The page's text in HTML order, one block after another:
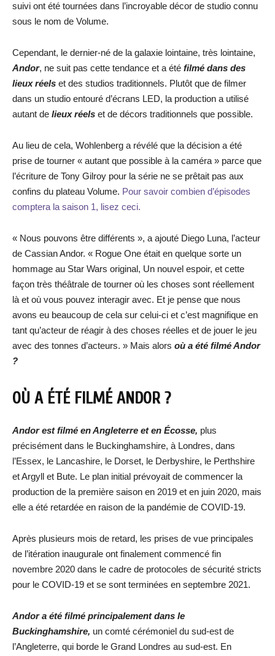
suivi ont été tournées dans l’incroyable décor de studio connu
sous le nom de Volume.
Cependant, le dernier-né de la galaxie lointaine, très lointaine,
Andor, ne suit pas cette tendance et a été filmé dans des
lieux réels et des studios traditionnels. Plutôt que de filmer
dans un studio entouré d’écrans LED, la production a utilisé
autant de lieux réels et de décors traditionnels que possible.
Au lieu de cela, Wohlenberg a révélé que la décision a été
prise de tourner « autant que possible à la caméra » parce que
l’écriture de Tony Gilroy pour la série ne se prêtait pas aux
confins du plateau Volume. Pour savoir combien d’épisodes
comptera la saison 1, lisez ceci.
« Nous pouvons être différents », a ajouté Diego Luna, l’acteur
de Cassian Andor. « Rogue One était en quelque sorte un
hommage au Star Wars original, Un nouvel espoir, et cette
façon très théâtrale de tourner où les choses sont réellement
là et où vous pouvez interagir avec. Et je pense que nous
avons eu beaucoup de cela sur celui-ci et c’est magnifique en
tant qu’acteur de réagir à des choses réelles et de jouer le jeu
avec des tonnes d’acteurs. » Mais alors où a été filmé Andor
?
OÙ A ÉTÉ FILMÉ ANDOR ?
Andor est filmé en Angleterre et en Écosse, plus
précisément dans le Buckinghamshire, à Londres, dans
l’Essex, le Lancashire, le Dorset, le Derbyshire, le Perthshire
et Argyll et Bute. Le plan initial prévoyait de commencer la
production de la première saison en 2019 et en juin 2020, mais
elle a été retardée en raison de la pandémie de COVID-19.
Après plusieurs mois de retard, les prises de vue principales
de l’itération inaugurale ont finalement commencé fin
novembre 2020 dans le cadre de protocoles de sécurité stricts
pour le COVID-19 et se sont terminées en septembre 2021.
Andor a été filmé principalement dans le
Buckinghamshire, un comté cérémoniel du sud-est de
l’Angleterre, qui borde le Grand Londres au sud-est. En